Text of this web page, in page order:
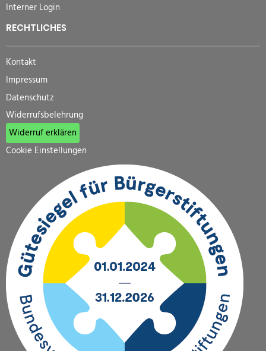
Interner Login
RECHTLICHES
Kontakt
Impressum
Datenschutz
Widerrufsbelehrung
Widerruf erklären
Cookie Einstellungen